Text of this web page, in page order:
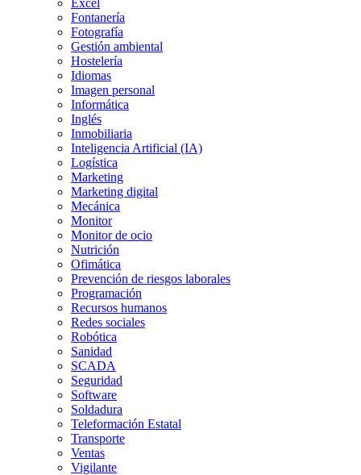
Excel
Fontanería
Fotografía
Gestión ambiental
Hostelería
Idiomas
Imagen personal
Informática
Inglés
Inmobiliaria
Inteligencia Artificial (IA)
Logística
Marketing
Marketing digital
Mecánica
Monitor
Monitor de ocio
Nutrición
Ofimática
Prevención de riesgos laborales
Programación
Recursos humanos
Redes sociales
Robótica
Sanidad
SCADA
Seguridad
Software
Soldadura
Teleformación Estatal
Transporte
Ventas
Vigilante